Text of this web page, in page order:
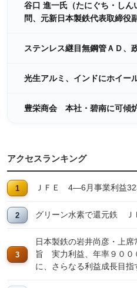
谷口 進一氏（たにぐち・し
問、元新日本製鉄代表取締役
ステンレス継目無鋼管ＡＤ
光生アルミ、インドにホイー
豊栄商会 本社・碧南に可傾
アクセスランキング
ＪＦＥ 4―6月事業利益
グリーン水素で還元鉄 Ｊ
日本製鉄の岩井尚彦・上
旨 実力利益、年率９０
に、さらなる利益成長目指